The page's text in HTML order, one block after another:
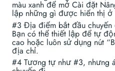
màu xanh để mở Cài đặt
lập những gì được hiển thị ở
#3 Địa điểm bắt đầu
Bạn có thể thiết lập để tự
cao hoặc luôn sử dụng nút
địa chỉ.
#4 Tương tự như #3, nhưng